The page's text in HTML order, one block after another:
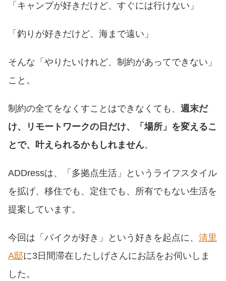
「キャンプが好きだけど、すぐには行けない」
「釣りが好きだけど、海まで遠い」
そんな「やりたいけれど、制約があってできない」
こと。
制約の全てをなくすことはできなくても、 週末だ
け、リモートワークの日だけ、「場所」を変えるこ
とで、叶えられるかもしれません。
ADDressは、「多拠点生活」というライフスタイル
を拡げ、移住でも、定住でも、所有でもない生活を
提案しています。
今回は「バイクが好き」という好きを起点に、 清里
A邸に3日間滞在したしげさんにお話をお伺いしま
した。